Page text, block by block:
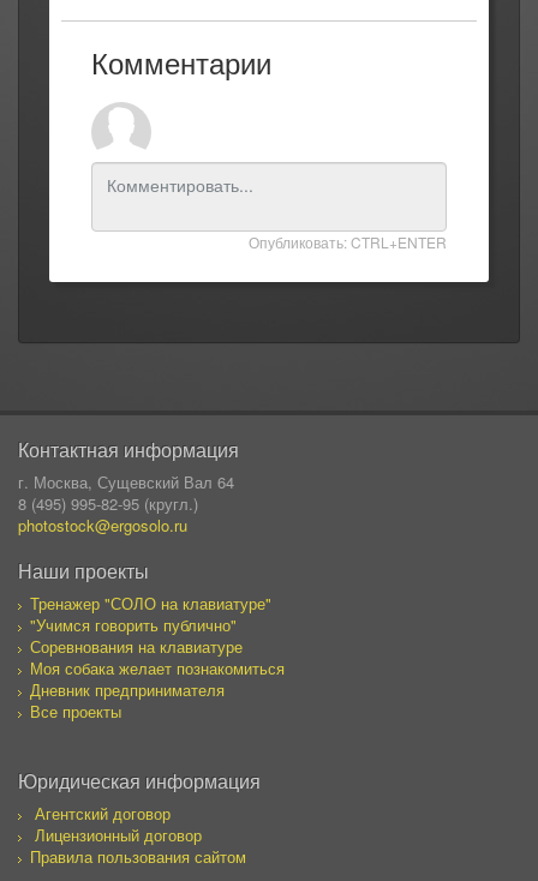
Комментарии
Опубликовать: CTRL+ENTER
Контактная информация
г. Москва, Сущевский Вал 64
8 (495) 995-82-95 (кругл.)
photostock@ergosolo.ru
Наши проекты
Тренажер "СОЛО на клавиатуре"
"Учимся говорить публично"
Соревнования на клавиатуре
Моя собака желает познакомиться
Дневник предпринимателя
Все проекты
Юридическая информация
Агентский договор
Лицензионный договор
Правила пользования сайтом